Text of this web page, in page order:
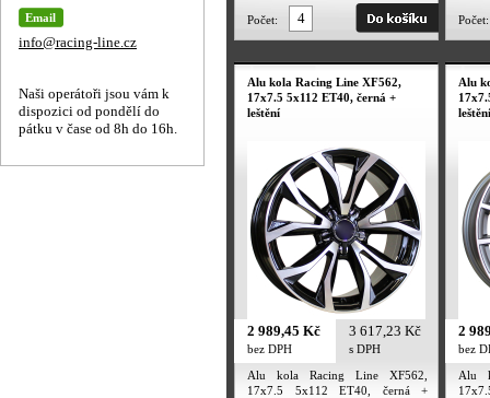
Počet: Počet:
Alu kola Racing Line XF562,
17x7.5 5x112 ET40, černá +
leštění
2 989,45 Kč
bez DPH
3 617,23 Kč
s DPH
Alu kola Racing Line XF562,
17x7.5 5x112 ET40, černá +
Alu
leštění
2
bez
Alu
Email
info@racing-line.cz
Naši operátoři jsou vám k
dispozici od pondělí do
pátku v čase od 8h do 16h.